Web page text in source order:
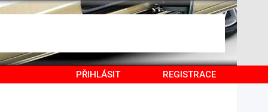
PŘIHLÁSIT REGISTRACE